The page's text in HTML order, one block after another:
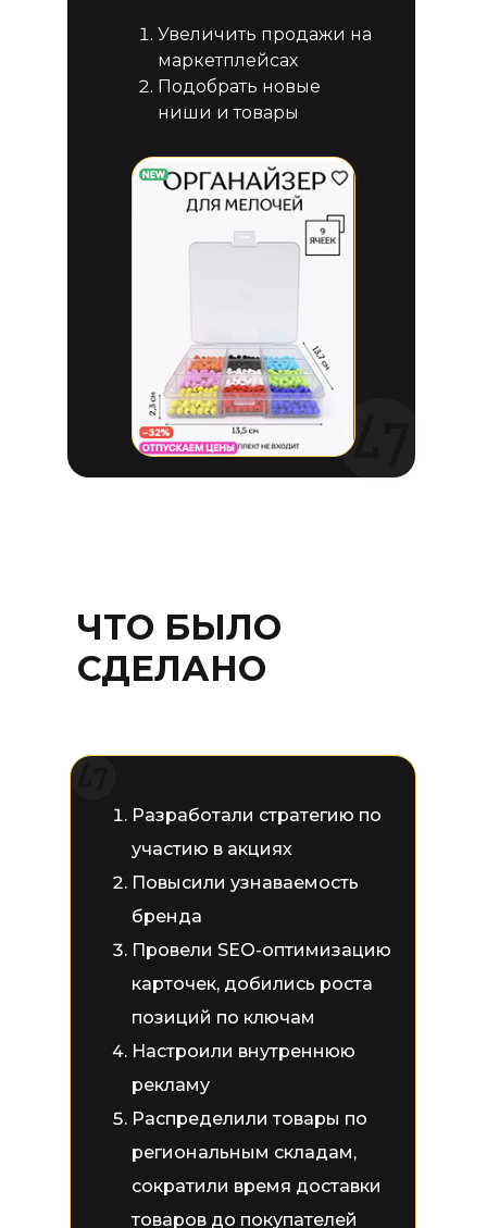
Увеличить продажи на
маркетплейсах
Подобрать новые
ниши и товары
ЧТО БЫЛО
СДЕЛАНО
Разработали стратегию по
участию в акциях
Повысили узнаваемость
бренда
Провели SEO-оптимизацию
карточек, добились роста
позиций по ключам
Настроили внутреннюю
рекламу
Распределили товары по
региональным складам,
сократили время доставки
товаров до покупателей